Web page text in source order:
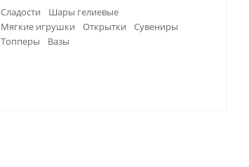
Сладости
Шары гелиевые
Мягкие игрушки
Открытки
Сувениры
Топперы
Вазы